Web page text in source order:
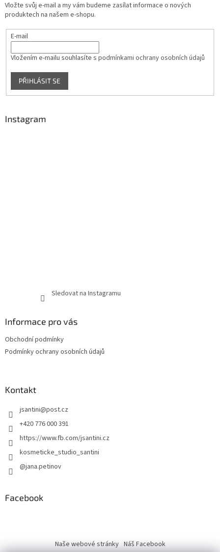
Vložte svůj e-mail a my vám budeme zasílat informace o nových
produktech na našem e-shopu.
E-mail
Vložením e-mailu souhlasíte s podmínkami ochrany osobních údajů
PŘIHLÁSIT SE
Instagram
Sledovat na Instagramu
Informace pro vás
Obchodní podmínky
Podmínky ochrany osobních údajů
Kontakt
jsantini@post.cz
+420 776 000 391
https://www.fb.com/jsantini.cz
kosmeticke_studio_santini
@jana.petinov
Facebook
Naše webové stránky Náš Facebook